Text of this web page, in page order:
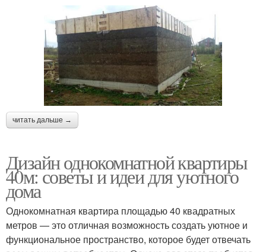
читать дальше →
Дизайн однокомнатной квартиры
40м: советы и идеи для уютного
дома
Однокомнатная квартира площадью 40 квадратных
метров — это отличная возможность создать уютное и
функциональное пространство, которое будет отвечать